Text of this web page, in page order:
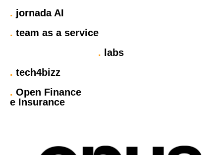
. jornada AI
. team as a service
. labs
. tech4bizz
. Open Finance
e Insurance